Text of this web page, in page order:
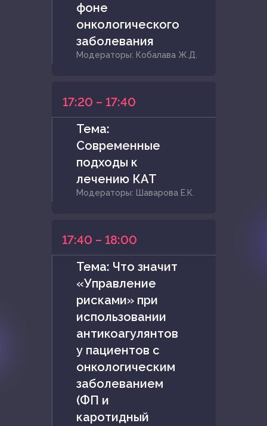
фоне
онкологического
заболевания
Модераторы: Кобалава Ж.Д.
17:20 – 17:40
Тема:
Современные
подходы к
лечению КАТ
Модераторы: Шаварова Е.К.
17:40 – 18:00
Тема: Что значит
«Управление
рисками» при
использовании
антикоагулянтов
у пациентов с
онкологическим
заболеванием
(ФП и
каротидный